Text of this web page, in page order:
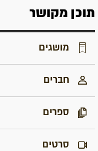
תוכן מקושר
מושגים
חברים
ספרים
סרטים